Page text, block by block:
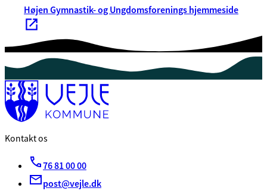
Højen Gymnastik- og Ungdomsforenings hjemmeside
Kontakt os
76 81 00 00
post@vejle.dk